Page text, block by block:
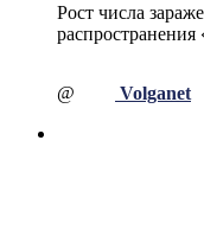
Рост числа
@ Volganet